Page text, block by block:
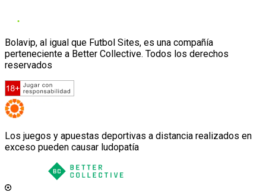
Bolavip, al igual que Futbol Sites, es una compañía
perteneciente a Better Collective. Todos los derechos
reservados
Los juegos y apuestas deportivas a distancia realizados en
exceso pueden causar ludopatía